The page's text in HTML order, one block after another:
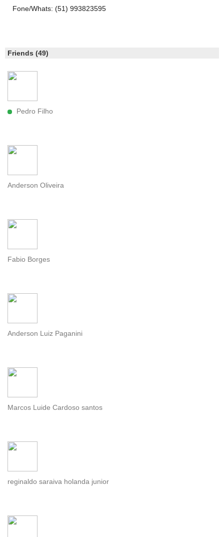
Fone/Whats: (51) 993823595
Friends (49)
Pedro Filho
Anderson Oliveira
Fabio Borges
Anderson Luiz Paganini
Marcos Luide Cardoso santos
reginaldo saraiva holanda junior